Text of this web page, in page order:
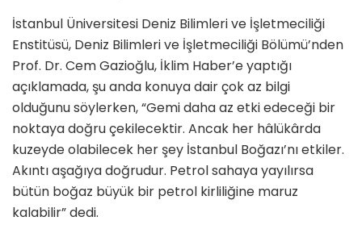
İstanbul Üniversitesi Deniz Bilimleri ve İşletmeciliği
Enstitüsü, Deniz Bilimleri ve İşletmeciliği Bölümü’nden
Prof. Dr. Cem Gazioğlu, İklim Haber’e yaptığı
açıklamada, şu anda konuya dair çok az bilgi
olduğunu söylerken, “Gemi daha az etki edeceği bir
noktaya doğru çekilecektir. Ancak her hâlükârda
kuzeyde olabilecek her şey İstanbul Boğazı’nı etkiler.
Akıntı aşağıya doğrudur. Petrol sahaya yayılırsa
bütün boğaz büyük bir petrol kirliliğine maruz
kalabilir” dedi.